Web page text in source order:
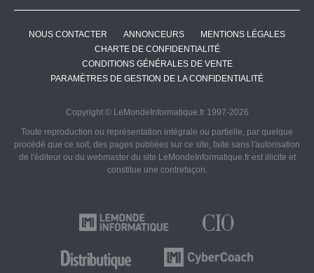
NOUS CONTACTER ANNONCEURS
MENTIONS LÉGALES
CHARTE DE CONFIDENTIALITÉ
CONDITIONS GÉNÉRALES DE VENTE
PARAMÈTRES DE GESTION DE LA CONFIDENTIALITÉ
Copyright © LeMondeInformatique.fr 1997-2026
Toute reproduction ou représentation intégrale ou partielle, par quelque
procédé que ce soit, des pages publiées sur ce site, faite sans l'autorisation
de l'éditeur ou du webmaster du site LeMondeInformatique.fr est illicite et
constitue une contrefaçon.